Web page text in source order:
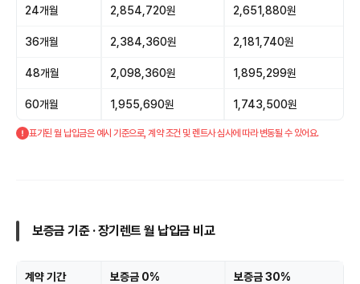
24개월 2,854,720원 2,651,880원
36개월 2,384,360원 2,181,740원
48개월 2,098,360원 1,895,299원
60개월 1,955,690원 1,743,500원
표기된 월 납입금은 예시 기준으로, 계약 조건 및 렌트사 심사에 따라 변동될 수 있어요.
보증금 기준 · 장기렌트 월 납입금 비교
계약 기간 보증금 0% 보증금 30%